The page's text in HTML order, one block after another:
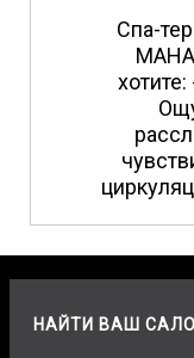
Спа-
НАЙТИ ВАШ